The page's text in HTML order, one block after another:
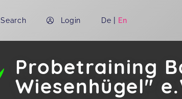
Search Login De | En
Probetraining
Wiesenhügel"